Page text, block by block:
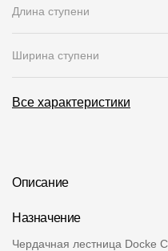
Конструктор
Калькулятор
Контакты
Контроль качества кровли
Длина ступени
Ширина ступени
Все характеристики
Описание
Назначение
Чердачная лестница Docke